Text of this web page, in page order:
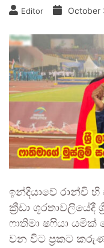
Editor October
​ඉන්දියාවේ රාන්චි
ක්‍රීඩා ශූරතාවලියේදී
ෆාතිමා ෂෆියා
වන විට ප්‍රකට